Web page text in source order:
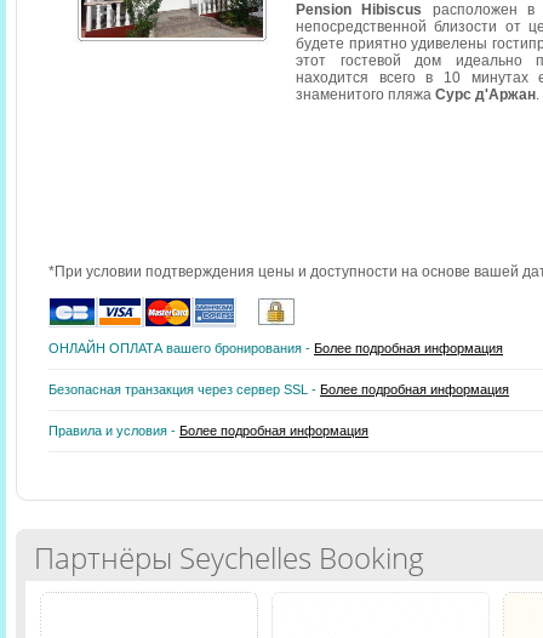
Pension Hibiscus расположен в
непосредственной близости от
будете приятно удивелены
этот гостевой дом идеально
находится всего в 10 минутах
знаменитого пляжа Сурс д'Аржан.
*При условии подтверждения цены и доступности на основе вашей
ОНЛАЙН ОПЛАТА вашего бронирования - Более подробная информация
Безопасная транзакция через сервер SSL - Более подробная информация
Правила и условия - Более подробная информация
Партнёры Seychelles Booking